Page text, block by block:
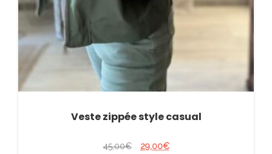
Veste zippée style casual
45,00€ 29,00€